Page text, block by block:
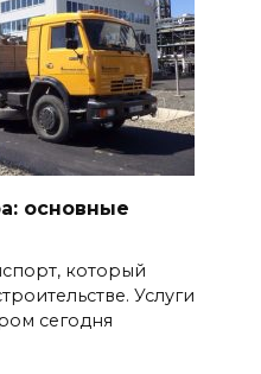
основные
который
Услуги
сегодня